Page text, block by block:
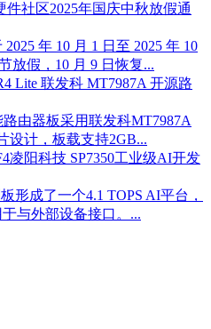
件社区2025年国庆中秋放假通
年 10 月 1 日至 2025 年 10
放假，10 月 9 日恢复...
Lite 联发科 MT7987A 开源路
由器板采用联发科MT7987A
设计，板载支持2GB...
凌阳科技 SP7350工业级AI开发
形成了一个4.1 TOPS AI平台，
与外部设备接口。...